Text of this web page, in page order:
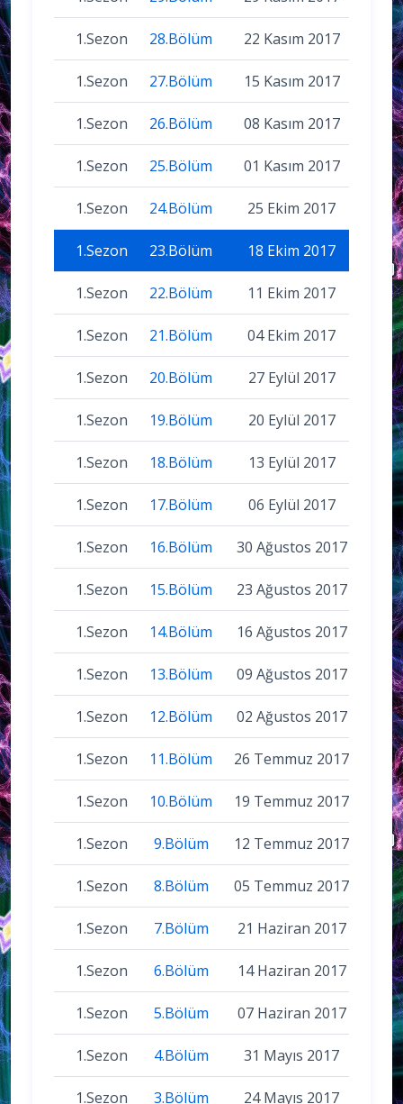
1.Sezon 28.Bölüm 22 Kasım 2017
1.Sezon 27.Bölüm 15 Kasım 2017
1.Sezon 26.Bölüm 08 Kasım 2017
1.Sezon 25.Bölüm 01 Kasım 2017
1.Sezon 24.Bölüm 25 Ekim 2017
1.Sezon 23.Bölüm 18 Ekim 2017
1.Sezon 22.Bölüm 11 Ekim 2017
1.Sezon 21.Bölüm 04 Ekim 2017
1.Sezon 20.Bölüm 27 Eylül 2017
1.Sezon 19.Bölüm 20 Eylül 2017
1.Sezon 18.Bölüm 13 Eylül 2017
1.Sezon 17.Bölüm 06 Eylül 2017
1.Sezon 16.Bölüm 30 Ağustos 2017
1.Sezon 15.Bölüm 23 Ağustos 2017
1.Sezon 14.Bölüm 16 Ağustos 2017
1.Sezon 13.Bölüm 09 Ağustos 2017
1.Sezon 12.Bölüm 02 Ağustos 2017
1.Sezon 11.Bölüm 26 Temmuz 2017
1.Sezon 10.Bölüm 19 Temmuz 2017
1.Sezon 9.Bölüm 12 Temmuz 2017
1.Sezon 8.Bölüm 05 Temmuz 2017
1.Sezon 7.Bölüm 21 Haziran 2017
1.Sezon 6.Bölüm 14 Haziran 2017
1.Sezon 5.Bölüm 07 Haziran 2017
1.Sezon 4.Bölüm 31 Mayıs 2017
1.Sezon 3.Bölüm 24 Mayıs 2017